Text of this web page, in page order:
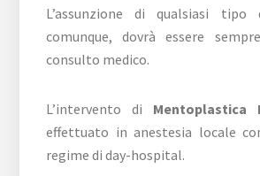
L’assunzione di qualsiasi tipo
comunque, dovrà essere
consulto medico.
L’intervento di Mentoplastica
effettuato in anestesia locale
regime di day-hospital.